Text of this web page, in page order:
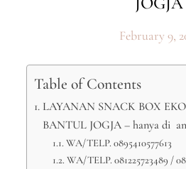
February 9,
Table of Contents
LAYANAN SNACK BOX
BANTUL JOGJA – hanya di
WA/TELP. 0895410577613
WA/TELP. 081225723489 /